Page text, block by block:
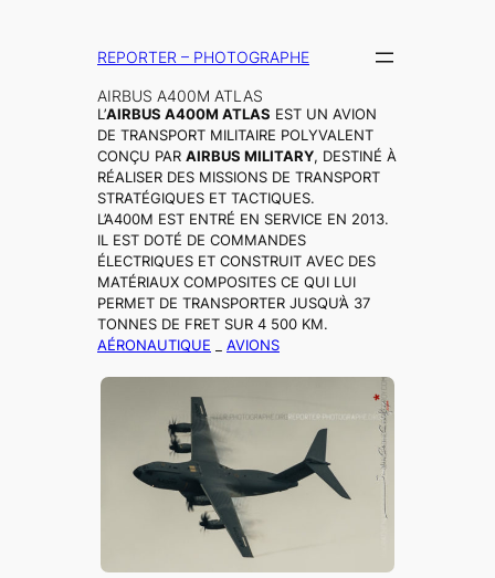
REPORTER – PHOTOGRAPHE
AIRBUS A400M ATLAS
L’AIRBUS A400M ATLAS EST UN AVION
DE TRANSPORT MILITAIRE POLYVALENT
CONÇU PAR AIRBUS MILITARY, DESTINÉ À
RÉALISER DES MISSIONS DE TRANSPORT
STRATÉGIQUES ET TACTIQUES.
L’A400M EST ENTRÉ EN SERVICE EN 2013.
IL EST DOTÉ DE COMMANDES
ÉLECTRIQUES ET CONSTRUIT AVEC DES
MATÉRIAUX COMPOSITES CE QUI LUI
PERMET DE TRANSPORTER JUSQU’À 37
TONNES DE FRET SUR 4 500 KM.
AÉRONAUTIQUE
AVIONS